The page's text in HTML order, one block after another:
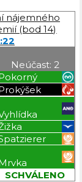
nájemného
(bod 14)
Neúčast: 2
SCHVÁLENO